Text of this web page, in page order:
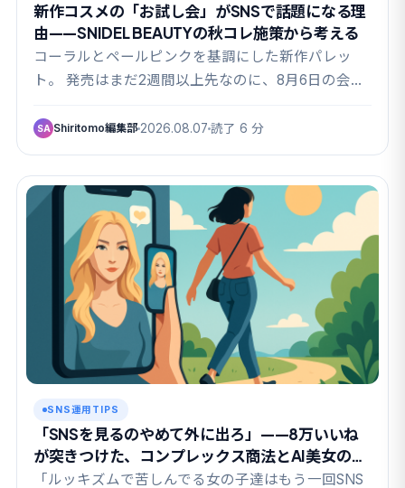
新作コスメの「お試し会」がSNSで話題になる理
由——SNIDEL BEAUTYの秋コレ施策から考える
コーラルとペールピンクを基調にした新作パレッ
ト。 発売はまだ2週間以上先なのに、8月6日の会場
SA Shiritomo編集部 2026.08.07 読了 6 分
SNS運用TIPS
「SNSを見るのやめて外に出ろ」——8万いいね
が突きつけた、コンプレックス商法とAI美女の関
係
「ルッキズムで苦しんでる女の子達はもう一回SNS